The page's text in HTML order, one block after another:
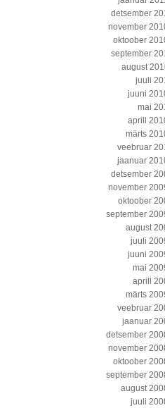
detsember
november
oktoober
september
august
juuli
juuni
mai
aprill
märts
veebruar
jaanuar
detsember
november
oktoober
september
august
juuli
juuni
mai
aprill
märts
veebruar
jaanuar
detsember
november
oktoober
september
august
juuli